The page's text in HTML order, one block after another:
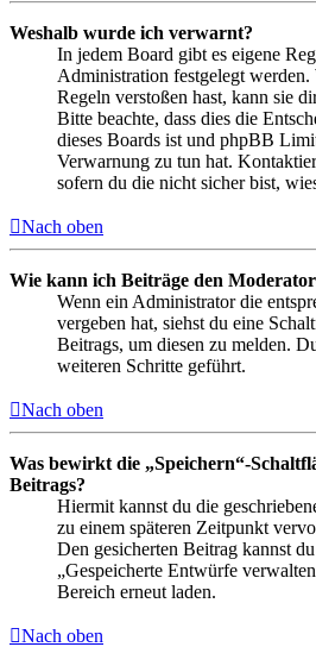
Weshalb wurde ich verwarnt?
In jedem Board gibt es eigene
Administration festgelegt werden.
Regeln verstoßen hast, kann sie
Bitte beachte, dass dies die
dieses Boards ist und phpBB
Verwarnung zu tun hat.
sofern du die nicht sicher bist,
Nach oben
Wie kann ich Beiträge den
Wenn ein Administrator die
vergeben hat, siehst du eine
Beitrags, um diesen zu melden.
weiteren Schritte geführt.
Nach oben
Was bewirkt die „Speichern“-
Beitrags?
Hiermit kannst du die
zu einem späteren Zeitpunkt
Den gesicherten Beitrag kannst
„Gespeicherte Entwürfe
Bereich erneut laden.
Nach oben